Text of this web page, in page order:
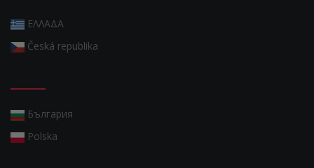
ΕΛΛΑΔΑ
Česká republika
България
Polska